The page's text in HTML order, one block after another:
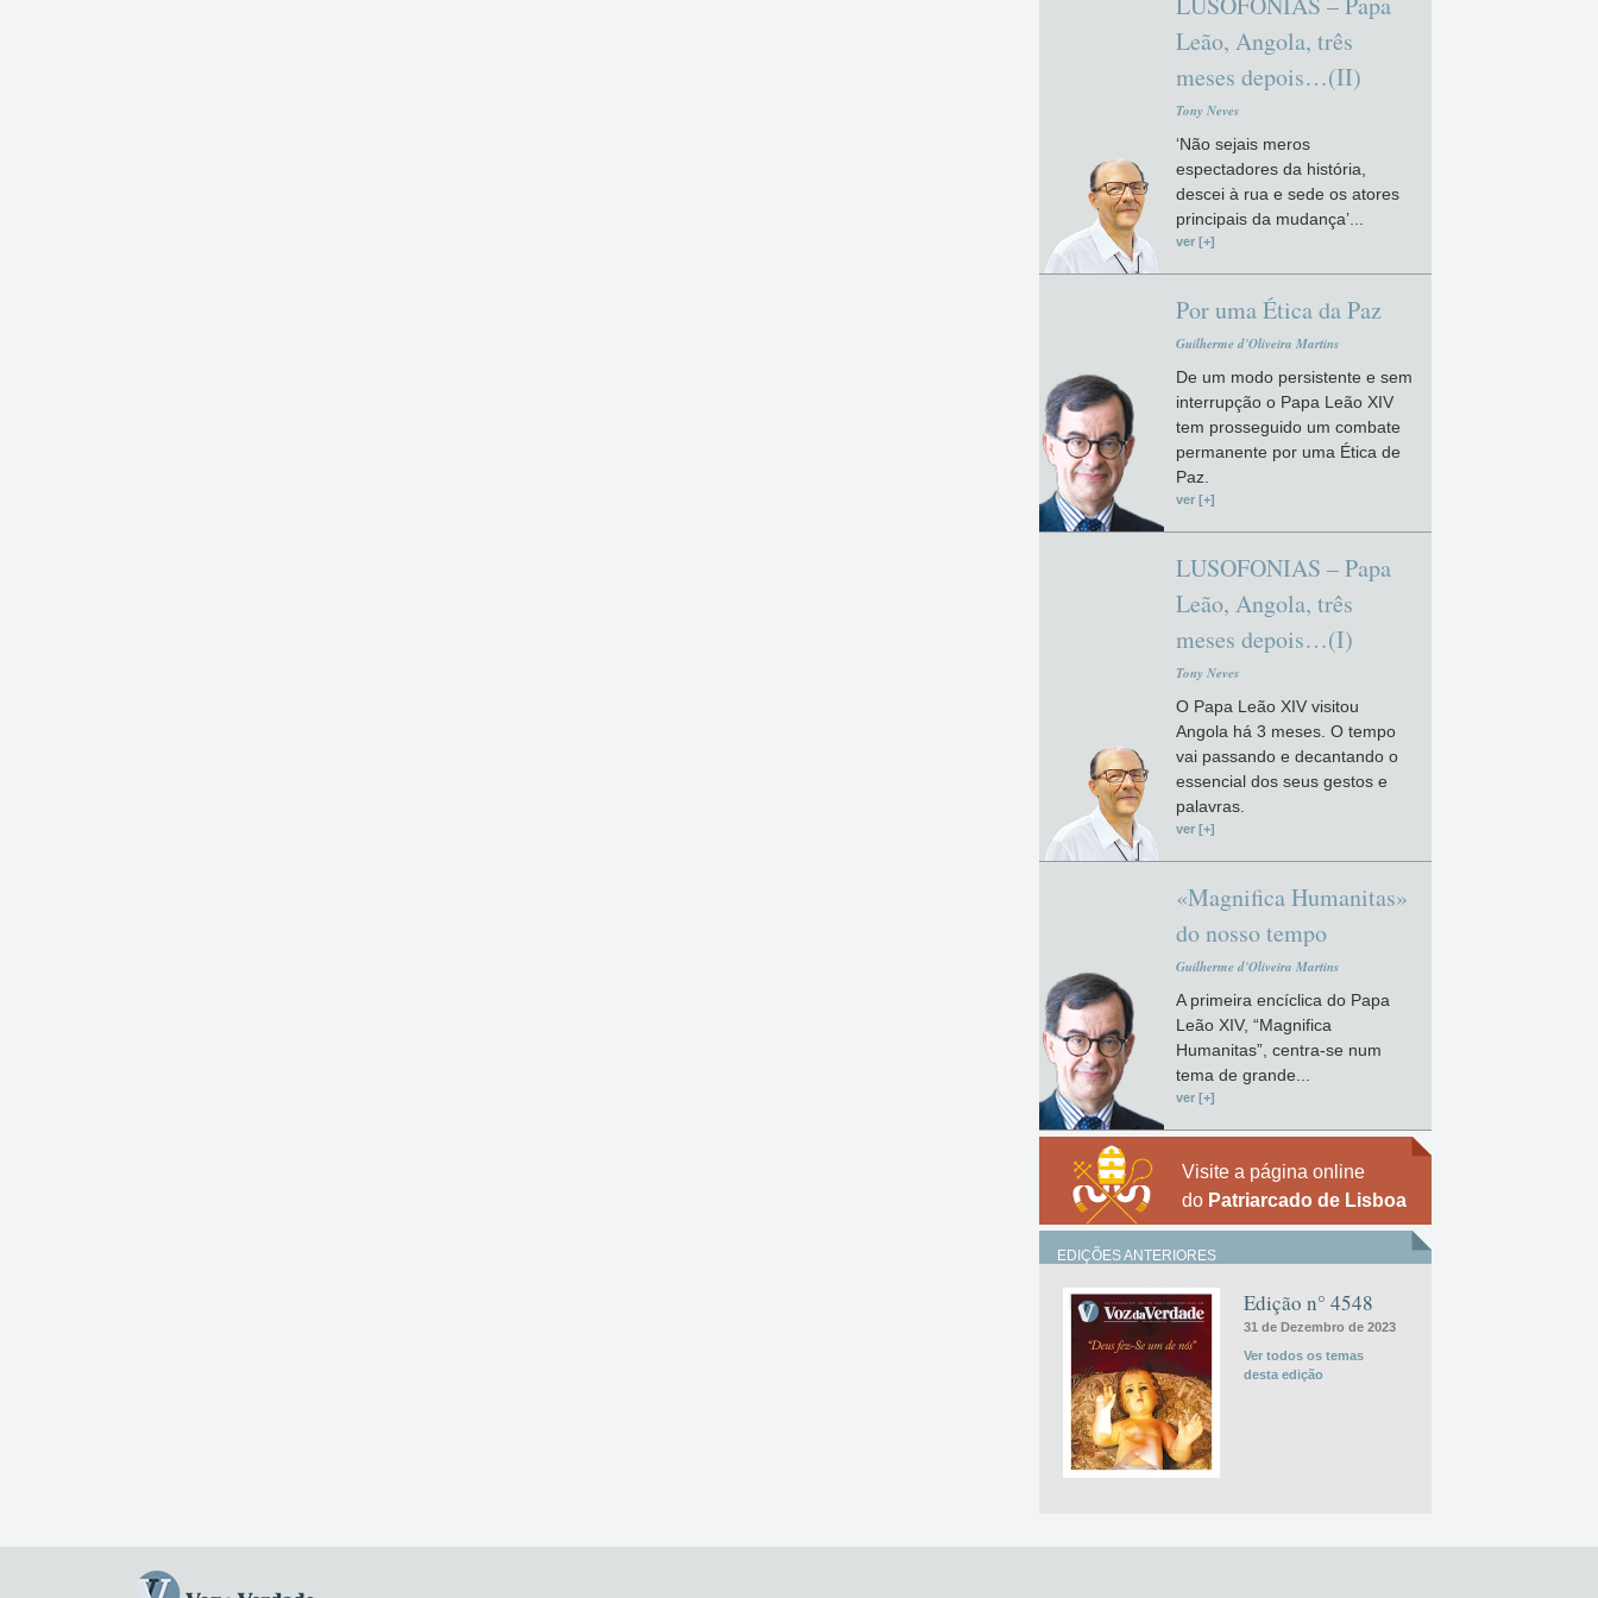
Leão, Angola, três
meses depois…(II)
Tony Neves
‘Não sejais meros
espectadores da história,
descei à rua e sede os atores
principais da mudança’...
ver [+]
Por uma Ética da Paz
Guilherme d'Oliveira Martins
De um modo persistente e sem
interrupção o Papa Leão XIV
tem prosseguido um combate
permanente por uma Ética de
Paz.
ver [+]
LUSOFONIAS – Papa
Leão, Angola, três
meses depois…(I)
Tony Neves
O Papa Leão XIV visitou
Angola há 3 meses. O tempo
vai passando e decantando o
essencial dos seus gestos e
palavras.
ver [+]
«Magnifica Humanitas»
do nosso tempo
Guilherme d'Oliveira Martins
A primeira encíclica do Papa
Leão XIV, “Magnifica
Humanitas”, centra-se num
tema de grande...
ver [+]
Visite a página online
do Patriarcado de Lisboa
EDIÇÕES ANTERIORES
Edição n° 4548
31 de Dezembro de 2023
Ver todos os temas
desta edição